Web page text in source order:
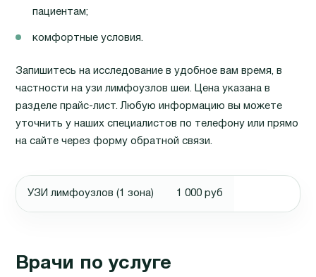
пациентам;
комфортные условия.
Запишитесь на исследование в удобное вам время, в
частности на узи лимфоузлов шеи. Цена указана в
разделе прайс-лист. Любую информацию вы можете
уточнить у наших специалистов по телефону или прямо
на сайте через форму обратной связи.
УЗИ лимфоузлов (1 зона) 1 000 руб
Врачи по услуге